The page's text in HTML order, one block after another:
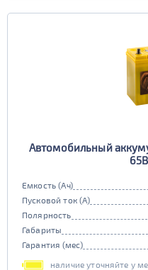
Автомобильный
Емкость (Ач)
Пусковой ток (А)
Полярность
Габариты
Гарантия (мес)
наличие уточняйте у